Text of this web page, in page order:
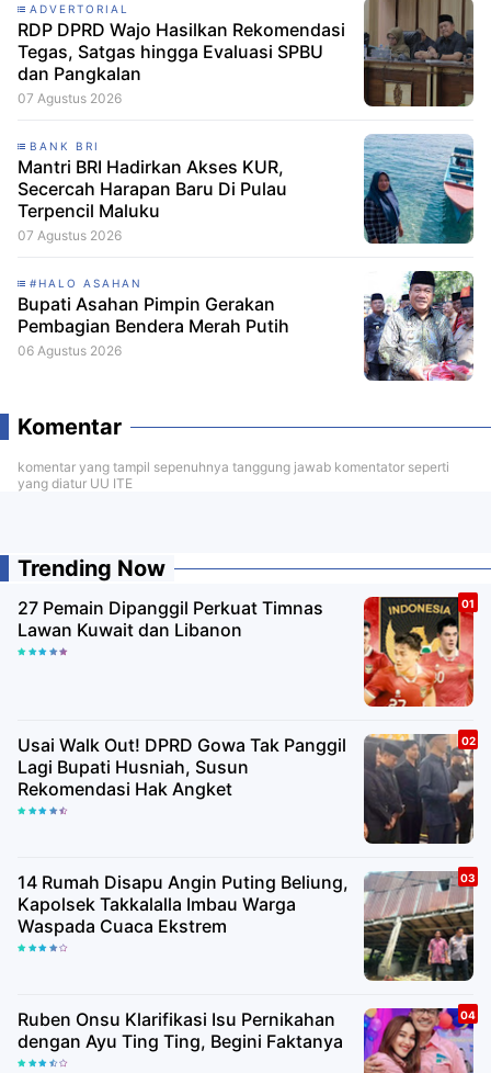
ADVERTORIAL
RDP DPRD Wajo Hasilkan Rekomendasi
Tegas, Satgas hingga Evaluasi SPBU
dan Pangkalan
07 Agustus 2026
BANK BRI
Mantri BRI Hadirkan Akses KUR,
Secercah Harapan Baru Di Pulau
Terpencil Maluku
07 Agustus 2026
#HALO ASAHAN
Bupati Asahan Pimpin Gerakan
Pembagian Bendera Merah Putih
06 Agustus 2026
Komentar
komentar yang tampil sepenuhnya tanggung jawab komentator seperti
yang diatur UU ITE
Trending Now
27 Pemain Dipanggil Perkuat Timnas
Lawan Kuwait dan Libanon
Usai Walk Out! DPRD Gowa Tak Panggil
Lagi Bupati Husniah, Susun
Rekomendasi Hak Angket
14 Rumah Disapu Angin Puting Beliung,
Kapolsek Takkalalla Imbau Warga
Waspada Cuaca Ekstrem
Ruben Onsu Klarifikasi Isu Pernikahan
dengan Ayu Ting Ting, Begini Faktanya